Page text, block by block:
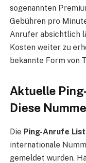
sogenannten
Gebühren pro
Anrufer absichtlich
Kosten weiter zu
bekannte Form von
Aktuelle
Diese
Die Ping-Anrufe
internationale
gemeldet wurden.